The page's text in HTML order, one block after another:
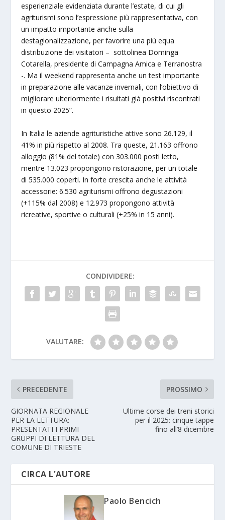
esperienziale evidenziata durante l’estate, di cui gli
agriturismi sono l’espressione più rappresentativa, con
un impatto importante anche sulla
destagionalizzazione, per favorire una più equa
distribuzione dei visitatori – sottolinea Dominga
Cotarella, presidente di Campagna Amica e Terranostra
-. Ma il weekend rappresenta anche un test importante
in preparazione alle vacanze invernali, con l’obiettivo di
migliorare ulteriormente i risultati già positivi riscontrati
in questo 2025”.
In Italia le aziende agrituristiche attive sono 26.129, il
41% in più rispetto al 2008. Tra queste, 21.163 offrono
alloggio (81% del totale) con 303.000 posti letto,
mentre 13.023 propongono ristorazione, per un totale
di 535.000 coperti. In forte crescita anche le attività
accessorie: 6.530 agriturismi offrono degustazioni
(+115% dal 2008) e 12.973 propongono attività
ricreative, sportive o culturali (+25% in 15 anni).
CONDIVIDERE:
VALUTARE:
PRECEDENTE
GIORNATA REGIONALE
PER LA LETTURA:
PRESENTATI I PRIMI
GRUPPI DI LETTURA DEL
COMUNE DI TRIESTE
PROSSIMO
Ultime corse dei treni storici
per il 2025: cinque tappe
fino all’8 dicembre
CIRCA L'AUTORE
Paolo Bencich